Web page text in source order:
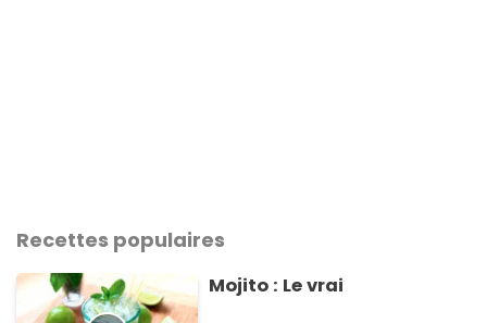
Recettes populaires
Mojito : Le vrai